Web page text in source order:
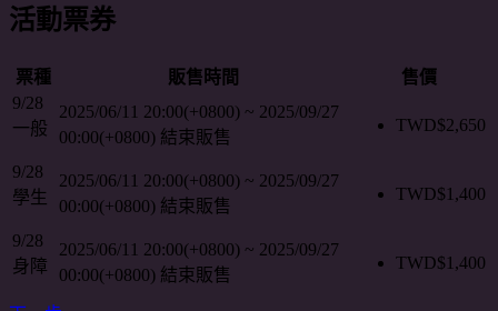
活動票券
票種 販售時間
售價
9/28
一般
2025/06/11 20:00(+0800) ~ 2025/09/27
00:00(+0800) 結束販售
TWD$2,650
9/28
學生
2025/06/11 20:00(+0800) ~ 2025/09/27
00:00(+0800) 結束販售
TWD$1,400
9/28
身障
2025/06/11 20:00(+0800) ~ 2025/09/27
00:00(+0800) 結束販售
TWD$1,400